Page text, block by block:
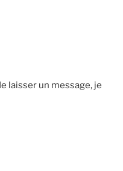
laisser un message, je